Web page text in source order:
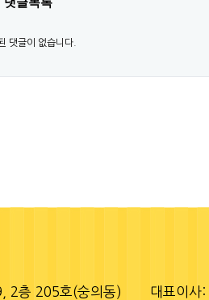
댓글이 없습니다.
2층 205호(숭의동) 대표이사: